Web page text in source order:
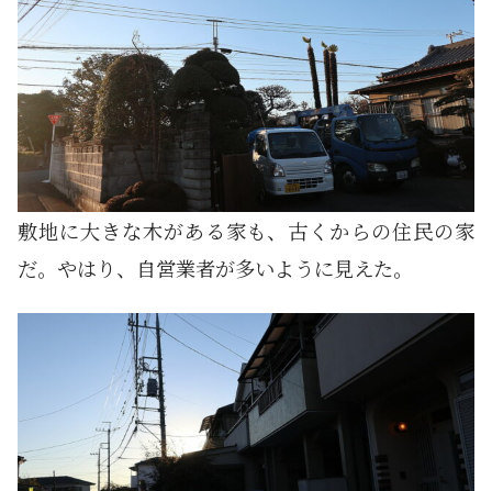
敷地に大きな木がある家も、古くからの住民の家
だ。やはり、自営業者が多いように見えた。